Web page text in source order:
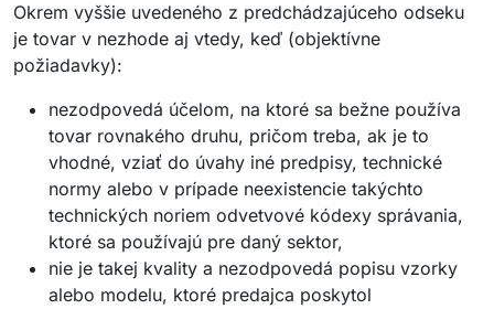
Okrem vyššie uvedeného z predchádzajúceho odseku
je tovar v nezhode aj vtedy, keď (objektívne
požiadavky):
nezodpovedá účelom, na ktoré sa bežne používa
tovar rovnakého druhu, pričom treba, ak je to
vhodné, vziať do úvahy iné predpisy, technické
normy alebo v prípade neexistencie takýchto
technických noriem odvetvové kódexy správania,
ktoré sa používajú pre daný sektor,
nie je takej kvality a nezodpovedá popisu vzorky
alebo modelu, ktoré predajca poskytol